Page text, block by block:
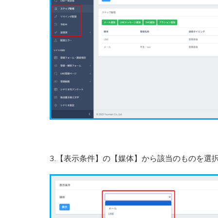
3.【表示条件】の【媒体】から該当のものを選